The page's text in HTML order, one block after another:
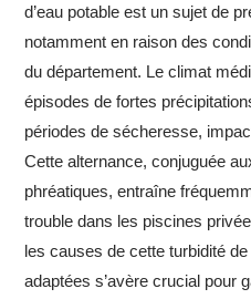
d’eau potable est un sujet de
notamment en raison des
du département. Le climat
épisodes de fortes
périodes de sécheresse,
Cette alternance, conjuguée
phréatiques, entraîne
trouble dans les piscines
les causes de cette turbidité
adaptées s’avère crucial pour